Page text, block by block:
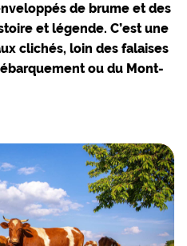
de brume et des
et légende. C’est une
clichés, loin des falaises
ou du Mont-